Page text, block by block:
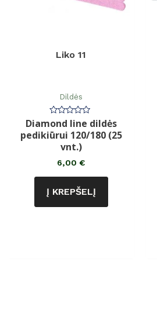
Liko 11
Dildės
Įvertinimas:
0
iš
Diamond line dildės
pedikiūrui 120/180 (25
vnt.)
6,00 €
Į KREPŠELĮ